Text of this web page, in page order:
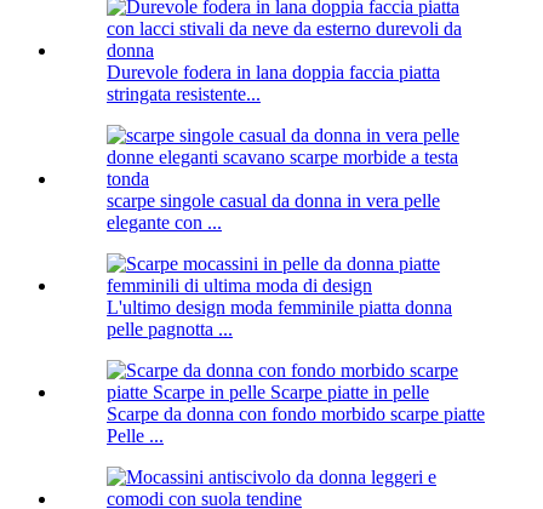
Durevole fodera in lana doppia faccia piatta
stringata resistente...
scarpe singole casual da donna in vera pelle
elegante con ...
L'ultimo design moda femminile piatta donna
pelle pagnotta ...
Scarpe da donna con fondo morbido scarpe piatte
Pelle ...